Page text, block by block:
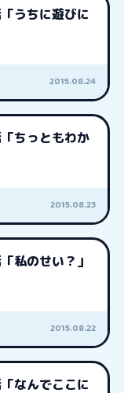
うちに遊びに
2015.08.24
ちっともわか
2015.08.23
私のせい？」
2015.08.22
なんでここに